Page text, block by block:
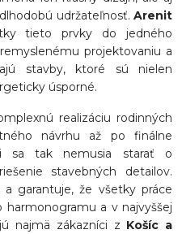
udržateľnosť. Arenit
tieto prvky do jedného
projektovaniu a
stavby, ktoré sú nielen
úsporné.
realizáciu rodinných
návrhu až po finálne
sa tak nemusia starať o
stavebných detailov.
garantuje, že všetky práce
a v najvyššej
najmä zákazníci z Košíc a